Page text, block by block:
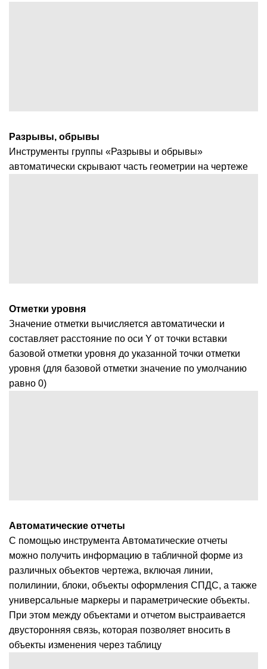
Разрывы, обрывы
Инструменты группы «Разрывы и обрывы»
автоматически скрывают часть геометрии на чертеже
Отметки уровня
Значение отметки вычисляется автоматически и
составляет расстояние по оси Y от точки вставки
базовой отметки уровня до указанной точки отметки
уровня (для базовой отметки значение по умолчанию
равно 0)
Автоматические отчеты
С помощью инструмента Автоматические отчеты
можно получить информацию в табличной форме из
различных объектов чертежа, включая линии,
полилинии, блоки, объекты оформления СПДС, а также
универсальные маркеры и параметрические объекты.
При этом между объектами и отчетом выстраивается
двусторонняя связь, которая позволяет вносить в
объекты изменения через таблицу